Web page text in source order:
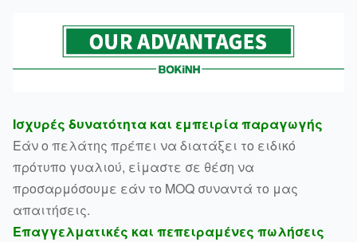
Ισχυρές δυνατότητα και εμπειρία παραγωγής
Εάν ο πελάτης πρέπει να διατάξει το ειδικό
πρότυπο γυαλιού, είμαστε σε θέση να
προσαρμόσουμε εάν το MOQ συναντά το μας
απαιτήσεις.
Επαγγελματικές και πεπειραμένες πωλήσεις